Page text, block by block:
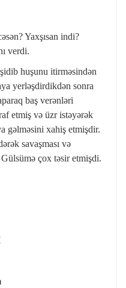
Yaxşısan indi?
verdi.
huşunu itirməsindən
yerləşdirdikdən sonra
baş verənləri
etmiş və üzr istəyərək
gəlməsini xahiş etmişdir.
savaşması və
Gülsümə çox təsir etmişdi.